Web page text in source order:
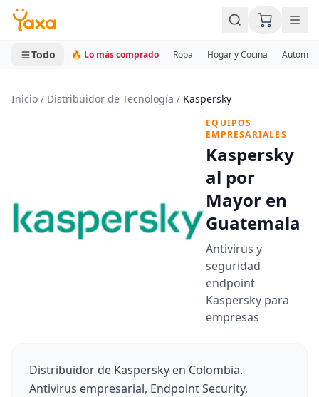
MINI CARRITO
0 productos
Todo 🔥 Lo más comprado Ropa Hogar y Cocina
Inicio / Distribuidor de Tecnología / Kaspersky
EQUIPOS
EMPRESARIALES
Kaspersky
al por
Mayor en
Guatemala
Antivirus y
seguridad
endpoint
Kaspersky para
empresas
Distribuidor de Kaspersky en Colombia.
Antivirus empresarial, Endpoint Security,